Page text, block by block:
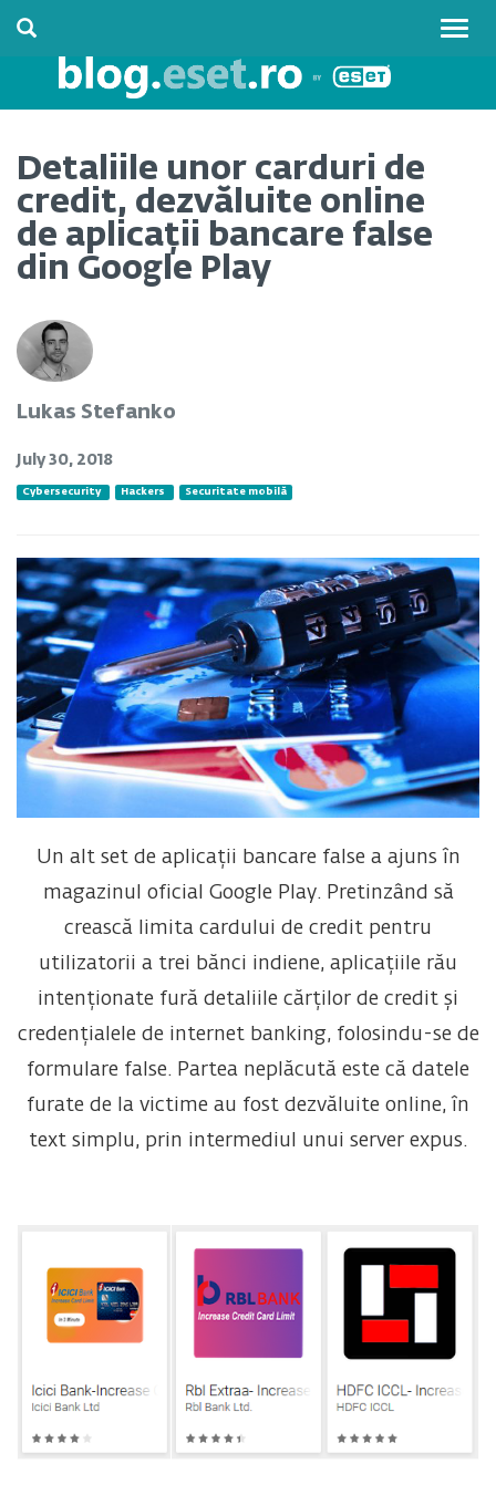
Detaliile unor carduri de
credit, dezvăluite online
de aplicații bancare false
din Google Play
Lukas Stefanko
July 30, 2018
Cybersecurity Hackers Securitate mobilă
Un alt set de aplicații bancare false a ajuns în
magazinul oficial Google Play. Pretinzând să
crească limita cardului de credit pentru
utilizatorii a trei bănci indiene, aplicațiile rău
intenționate fură detaliile cărților de credit și
credențialele de internet banking, folosindu-se de
formulare false. Partea neplăcută este că datele
furate de la victime au fost dezvăluite online, în
text simplu, prin intermediul unui server expus.